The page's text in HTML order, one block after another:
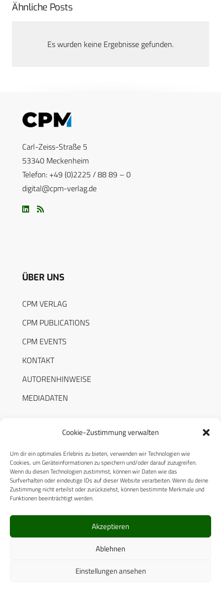
Cookie-Zustimmung verwalten
Um dir ein optimales Erlebnis zu bieten, verwenden wir Technologien wie
Cookies, um Geräteinformationen zu speichern und/oder darauf zuzugreifen.
Wenn du diesen Technologien zustimmst, können wir Daten wie das
Surfverhalten oder eindeutige IDs auf dieser Website verarbeiten. Wenn du deine
Zustimmung nicht erteilst oder zurückziehst, können bestimmte Merkmale und
Funktionen beeinträchtigt werden.
Akzeptieren
Ablehnen
Einstellungen ansehen
Ähnliche Posts
Es wurden keine Ergebnisse gefunden.
Carl-Zeiss-Straße 5
53340 Meckenheim
Telefon: +49 (0)2225 / 88 89 – 0
digital@cpm-verlag.de
ÜBER UNS
CPM VERLAG
CPM PUBLICATIONS
CPM EVENTS
KONTAKT
AUTORENHINWEISE
MEDIADATEN
RECHTLICHES
Datenschutzerklärung
Cookie-Richtlinie (EU)